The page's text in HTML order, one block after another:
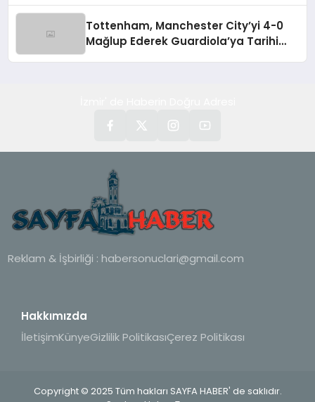
Tottenham, Manchester City’yi 4-0
Mağlup Ederek Guardiola’ya Tarihi
Reklam & İşbirliği : habersonuclari@gmail.com
Hakkımızda
İletişimKünyeGizlilik PolitikasıÇerez Politikası
Copyright © 2025 Tüm hakları SAYFA HABER' de saklıdır.